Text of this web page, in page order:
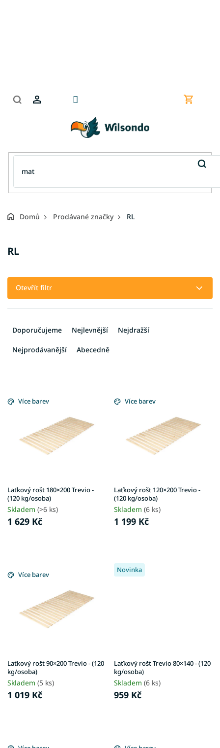
Nákupní
Domů Prodávané značky RL
RL
Otevřít filtr
o
Doporučujeme Nejlevnější Nejdražší
Nejprodávanější Abecedně
ý
u
k
t
ů
Více barev
Laťkový rošt 180×200 Trevio -
(120 kg/osoba)
Skladem (>6 ks)
1 629 Kč
Více barev
Laťkový rošt 120×200 Trevio -
(120 kg/osoba)
Skladem (6 ks)
1 199 Kč
Více barev
Laťkový rošt 90×200 Trevio - (120
kg/osoba)
Skladem (5 ks)
1 019 Kč
Novinka
Laťkový rošt Trevio 80×140 - (120
kg/osoba)
Skladem (6 ks)
959 Kč